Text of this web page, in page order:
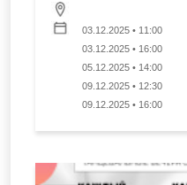
03.12.2025 • 11:00
03.12.2025 • 16:00
05.12.2025 • 14:00
09.12.2025 • 12:30
09.12.2025 • 16:00